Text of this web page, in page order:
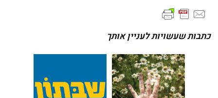
כתבות שעשויות לעניין אותך